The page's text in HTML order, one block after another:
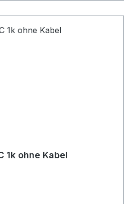
1k ohne Kabel